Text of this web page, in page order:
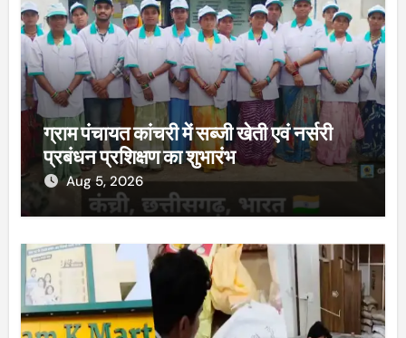
ग्राम पंचायत कांचरी में सब्जी खेती एवं नर्सरी
प्रबंधन प्रशिक्षण का शुभारंभ
Aug 5, 2026